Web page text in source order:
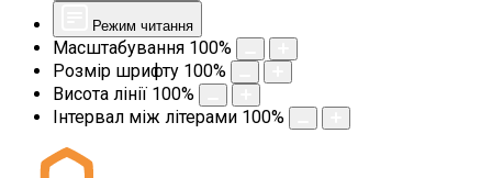
Режим читання
Масштабування 100%
Розмір шрифту 100%
Висота лінії 100%
Інтервал між літерами 100%